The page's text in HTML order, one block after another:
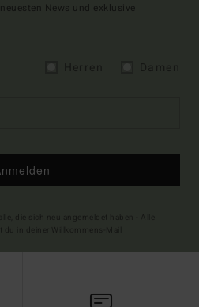
News und exklusive